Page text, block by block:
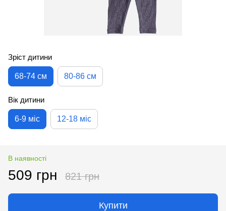
Зріст дитини
68-74 см 80-86 см
Вік дитини
6-9 міс 12-18 міс
В наявності
509 грн 821 грн
Купити